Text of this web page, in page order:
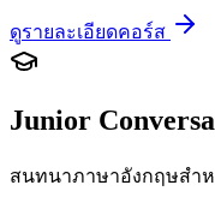
ดูรายละเอียดคอร์ส
Junior
สนทนาภาษาอังกฤษสำ